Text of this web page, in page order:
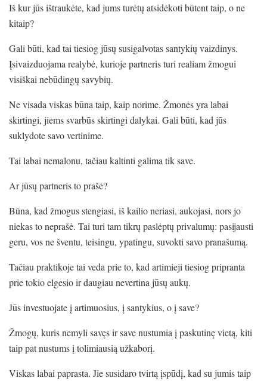
Iš kur jūs ištraukėte, kad jums turėtų atsidėkoti būtent taip, o ne
kitaip?
Gali būti, kad tai tiesiog jūsų susigalvotas santykių vaizdinys.
Įsivaizduojama realybė, kurioje partneris turi realiam žmogui
visiškai nebūdingų savybių.
Ne visada viskas būna taip, kaip norime. Žmonės yra labai
skirtingi, jiems svarbūs skirtingi dalykai. Gali būti, kad jūs
suklydote savo vertinime.
Tai labai nemalonu, tačiau kaltinti galima tik save.
Ar jūsų partneris to prašė?
Būna, kad žmogus stengiasi, iš kailio neriasi, aukojasi, nors jo
niekas to neprašė. Tai turi tam tikrų paslėptų privalumų: pasijausti
geru, vos ne šventu, teisingu, ypatingu, suvokti savo pranašumą.
Tačiau praktikoje tai veda prie to, kad artimieji tiesiog pripranta
prie tokio elgesio ir daugiau nevertina jūsų aukų.
Jūs investuojate į artimuosius, į santykius, o į save?
Žmogų, kuris nemyli savęs ir save nustumia į paskutinę vietą, kiti
taip pat nustums į tolimiausią užkaborį.
Viskas labai paprasta. Jie susidaro tvirtą įspūdį, kad su jumis taip